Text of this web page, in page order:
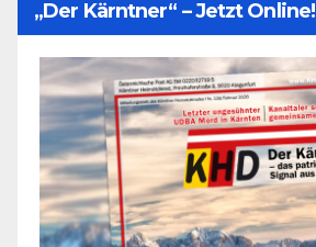
„Der Kärntner“ – Jetzt Online!